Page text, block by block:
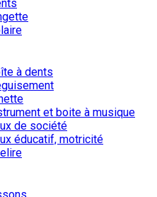
à dents
et boite à musique
de société
éducatif, motricité